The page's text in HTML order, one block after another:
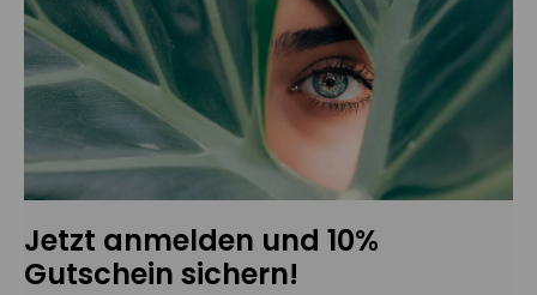
Jetzt anmelden und 10%
Gutschein sichern!